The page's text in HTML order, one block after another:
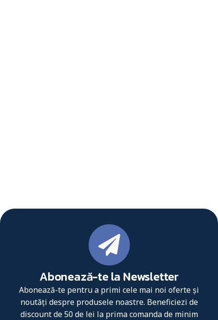
Abonează-te la Newsletter
Abonează-te pentru a primi cele mai noi oferte și
noutăți despre produsele noastre. Beneficiezi de
discount de 50 de lei la prima comanda de minim